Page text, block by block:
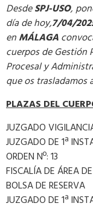
DesdeSPJ-USO,
día de hoy,7/04/
enMÁLAGA
cuerpos de Gestión
Procesal y
que os trasladamos
PLAZASDEL
JUZGADO
JUZGADO DE 1ª
ORDEN Nº: 13
FISCALÍA DE ÁREA
BOLSA DE RESERVA
JUZGADO DE 1ª